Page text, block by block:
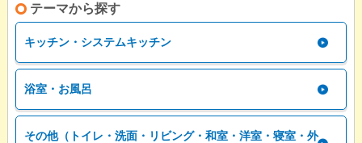
テーマから探す
キッチン・システムキッチン
浴室・お風呂
その他（トイレ・洗面・リビング・和室・洋室・寝室・外